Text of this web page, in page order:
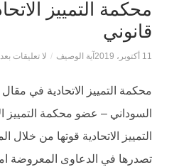
محكمة التمييز
قانوني
11 أكتوبر، 2019 آية الوصيف / لا تعليقات بعد
محكمة التمييز الاتحادية في
السوداني – عضو محكمة ‏التمييز
التمييز الاتحادية قوتها من خلال
تصدرها في الدعاوى ‏المعروضة